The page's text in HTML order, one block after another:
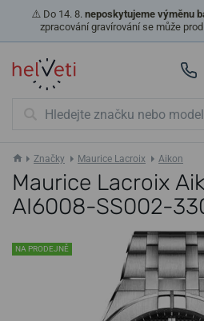
⚠️ Do 14. 8. neposkytujeme výměnu
zpracování gravírování se může
Značky Maurice Lacroix Aikon
Maurice Lacroix
AI6008-SS002-
NA PRODEJNĚ